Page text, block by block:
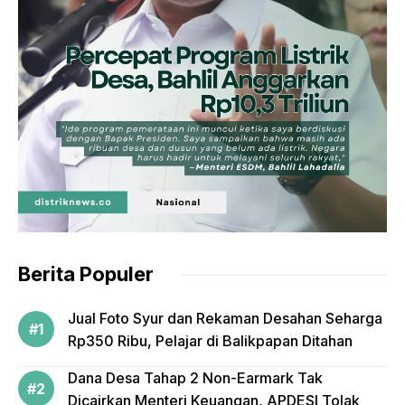
Berita Populer
Jual Foto Syur dan Rekaman Desahan Seharga
Rp350 Ribu, Pelajar di Balikpapan Ditahan
Dana Desa Tahap 2 Non-Earmark Tak
Dicairkan Menteri Keuangan, APDESI Tolak